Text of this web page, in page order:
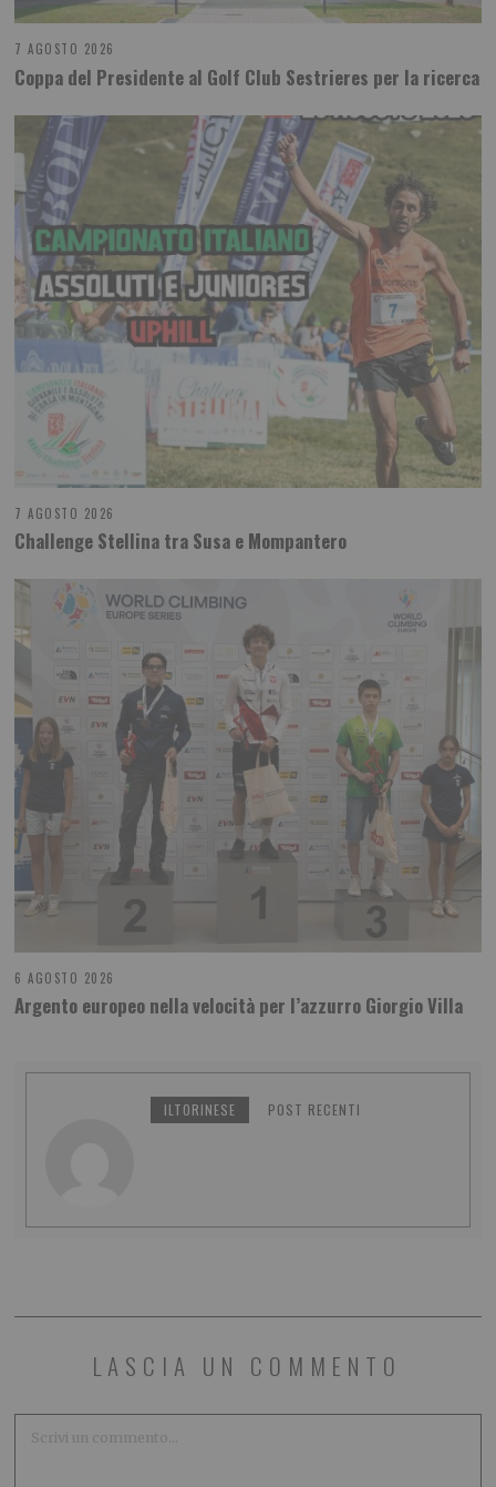
7 AGOSTO 2026
Coppa del Presidente al Golf Club Sestrieres per la ricerca
7 AGOSTO 2026
Challenge Stellina tra Susa e Mompantero
6 AGOSTO 2026
Argento europeo nella velocità per l’azzurro Giorgio Villa
ILTORINESE POST RECENTI
LASCIA UN COMMENTO